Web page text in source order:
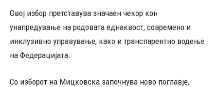
Овој избор претставува значаен чекор кон
унапредување на родовата еднаквост, современо и
инклузивно управување, како и транспарентно водење
на Федерацијата.
Со изборот на Мицковска започнува ново поглавје,